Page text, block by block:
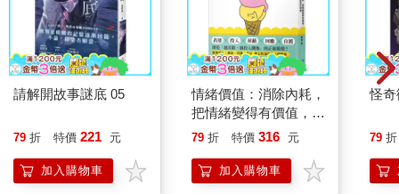
那兩句。
「人精我便宜！」便宜？我一臉懷疑，竟是這個答案？
「如果對手也跟我一樣專精、一樣專業，那我就殺出比對手還便
宜的價格，讓自己贏在物超所值。」
我本以為專精、專業就是職人追求的最高精神，不知道皓子是不
是一個很能察覺別人敏感的轉變，他再度強調是要贏在「物超所
值」，但我笑說「物超所值」就不押韻了，所以就是要「便宜」
請解開故事謎底 05
79 折 特價 221 元
加入購物車
情緒價值：消除內耗，
把情緒變得有價值，跟
誰都能自在相處
79 折 特價 316 元
加入購物車
怪
79 折